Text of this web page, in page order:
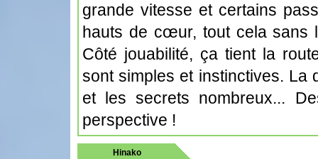
grande vitesse et certains
hauts de cœur, tout cela sans
Côté jouabilité, ça tient la
sont simples et instinctives. La
et les secrets nombreux...
perspective !
Hinako